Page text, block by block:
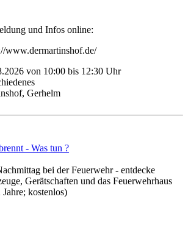
und Infos online:
www.dermartinshof.de/
von 10:00 bis 12:30 Uhr
Gerhelm
- Was tun ?
bei der Feuerwehr - entdecke
Gerätschaften und das Feuerwehrhaus
Jahre; kostenlos)